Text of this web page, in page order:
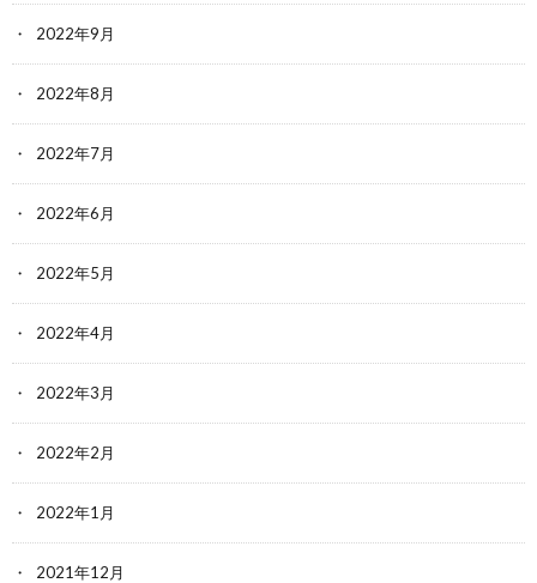
2022年9月
2022年8月
2022年7月
2022年6月
2022年5月
2022年4月
2022年3月
2022年2月
2022年1月
2021年12月